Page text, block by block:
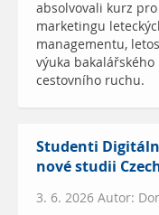
absolvovali kurz
marketingu
managementu,
výuka
cestovního ruchu.
Studenti
nové studii
3. 6. 2026 Autor: